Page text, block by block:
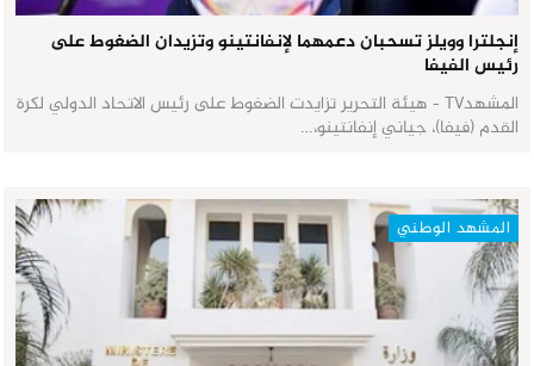
إنجلترا وويلز تسحبان دعمهما لإنفانتينو وتزيدان الضغوط على
رئيس الفيفا
المشهدTV - هيئة التحرير تزايدت الضغوط على رئيس الاتحاد الدولي لكرة
القدم (فيفا)، جياني إنفانتينو،…
المشهد الوطني